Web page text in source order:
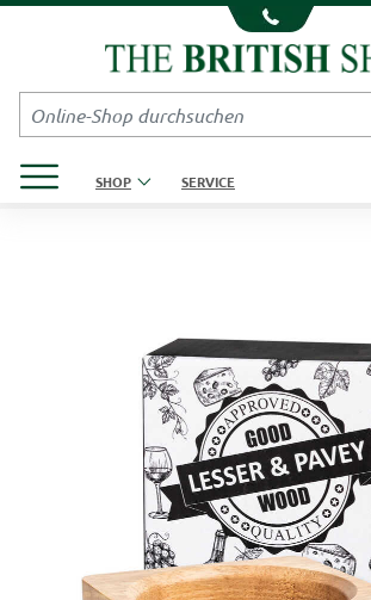
Kompletten Head der Seite überspringen
SHOP SERVICE